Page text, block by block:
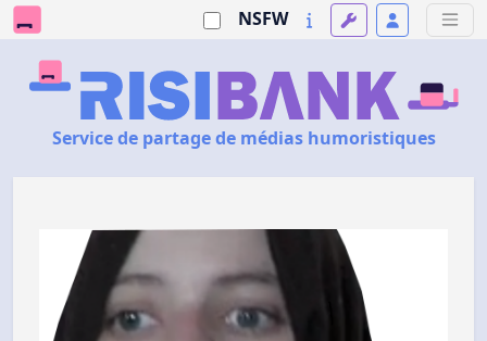
NSFW
Service de partage de médias humoristiques